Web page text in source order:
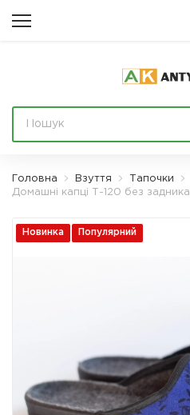
Головна Взуття Тапочки
Домашні капці Т-120 без задника
Новинка Популярний